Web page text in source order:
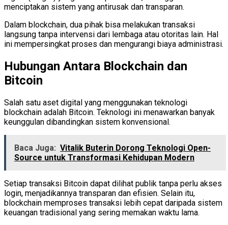
menciptakan sistem yang antirusak dan transparan.
Dalam blockchain, dua pihak bisa melakukan transaksi
langsung tanpa intervensi dari lembaga atau otoritas lain. Hal
ini mempersingkat proses dan mengurangi biaya administrasi.
Hubungan Antara Blockchain dan
Bitcoin
Salah satu aset digital yang menggunakan teknologi
blockchain adalah Bitcoin. Teknologi ini menawarkan banyak
keunggulan dibandingkan sistem konvensional.
Baca Juga: Vitalik Buterin Dorong Teknologi Open-
Source untuk Transformasi Kehidupan Modern
Setiap transaksi Bitcoin dapat dilihat publik tanpa perlu akses
login, menjadikannya transparan dan efisien. Selain itu,
blockchain memproses transaksi lebih cepat daripada sistem
keuangan tradisional yang sering memakan waktu lama.